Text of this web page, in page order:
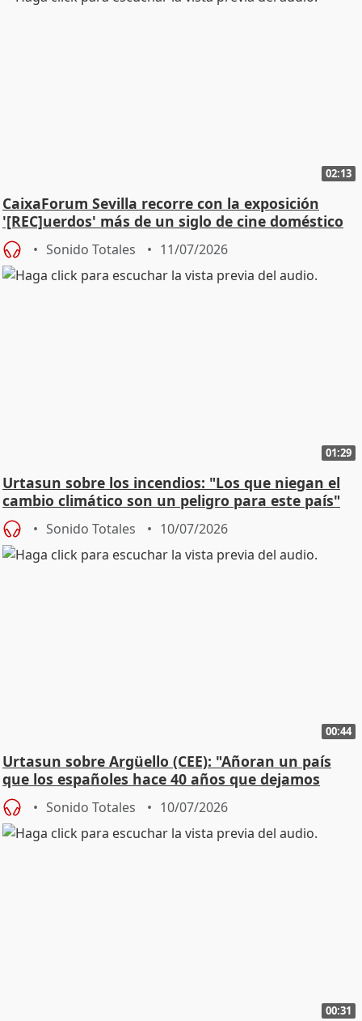
02:13
CaixaForum Sevilla recorre con la exposición
'[REC]uerdos' más de un siglo de cine doméstico
Sonido Totales 11/07/2026
01:29
Urtasun sobre los incendios: "Los que niegan el
cambio climático son un peligro para este país"
Sonido Totales 10/07/2026
00:44
Urtasun sobre Argüello (CEE): "Añoran un país
que los españoles hace 40 años que dejamos
atrás"
Sonido Totales 10/07/2026
00:31